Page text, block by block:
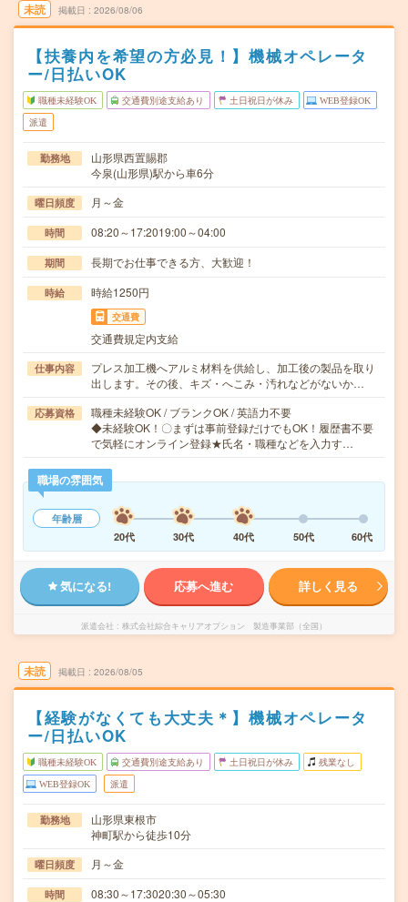
未読 掲載日 2026/08/06
【扶養内を希望の方必見！】機械オペレータ
ー/日払いOK
職種未経験OK 交通費別途支給あり 土日祝日が休み WEB登録OK
派遣
勤務地
山形県西置賜郡
今泉(山形県)駅から車6分
曜日頻度 月～金
時間 08:20～17:2019:00～04:00
期間 長期でお仕事できる方、大歓迎！
時給 時給1250円
交通費
交通費規定内支給
仕事内容
プレス加工機へアルミ材料を供給し、加工後の製品を取り
出します。その後、キズ・へこみ・汚れなどがないか…
応募資格
職種未経験OK / ブランクOK / 英語力不要
◆未経験OK！〇まずは事前登録だけでもOK！履歴書不要
で気軽にオンライン登録★氏名・職種などを入力す…
職場の雰囲気
年齢層
20代
30代 40代 50代 60代
気になる! 応募へ進む 詳しく見る
派遣会社 株式会社綜合キャリアオプション 製造事業部（全国）
未読 掲載日 2026/08/05
【経験がなくても大丈夫＊】機械オペレータ
ー/日払いOK
職種未経験OK 交通費別途支給あり 土日祝日が休み 残業なし
WEB登録OK 派遣
勤務地
山形県東根市
神町駅から徒歩10分
曜日頻度 月～金
時間 08:30～17:3020:30～05:30